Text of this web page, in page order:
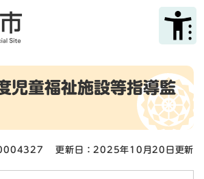
ニューを飛ばして本文へ
児童福祉施設等指導監
更新日：2025年10月20日更新